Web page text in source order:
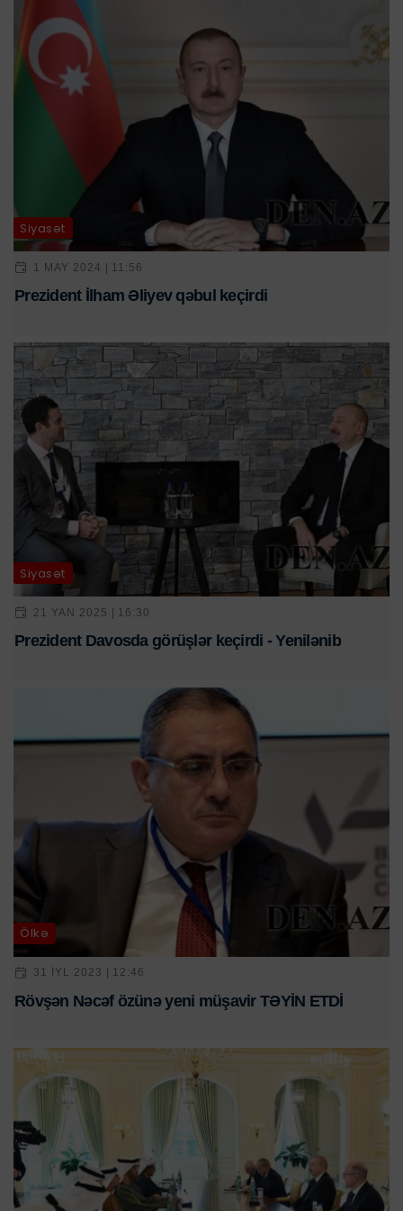
Siyasət
1 MAY 2024 | 11:56
Prezident İlham Əliyev qəbul keçirdi
Siyasət
21 YAN 2025 | 16:30
Prezident Davosda görüşlər keçirdi - Yenilənib
Ölkə
31 IYL 2023 | 12:46
Rövşən Nəcəf özünə yeni müşavir TƏYİN ETDİ